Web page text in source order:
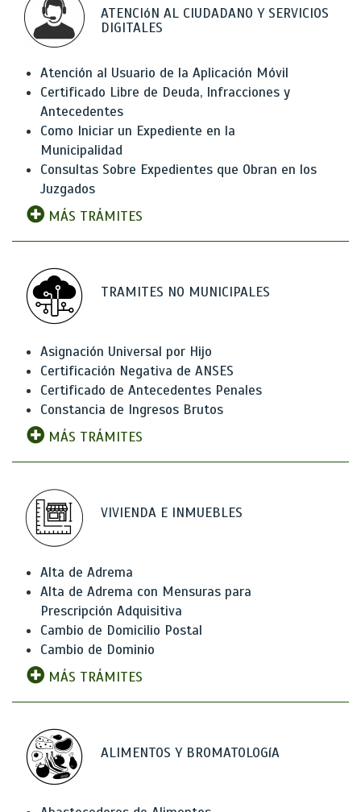
ATENCIóN AL CIUDADANO Y SERVICIOS
DIGITALES
Atención al Usuario de la Aplicación Móvil
Certificado Libre de Deuda, Infracciones y
Antecedentes
Como Iniciar un Expediente en la
Municipalidad
Consultas Sobre Expedientes que Obran en los
Juzgados
MÁS TRÁMITES
TRAMITES NO MUNICIPALES
Asignación Universal por Hijo
Certificación Negativa de ANSES
Certificado de Antecedentes Penales
Constancia de Ingresos Brutos
MÁS TRÁMITES
VIVIENDA E INMUEBLES
Alta de Adrema
Alta de Adrema con Mensuras para
Prescripción Adquisitiva
Cambio de Domicilio Postal
Cambio de Dominio
MÁS TRÁMITES
ALIMENTOS Y BROMATOLOGíA